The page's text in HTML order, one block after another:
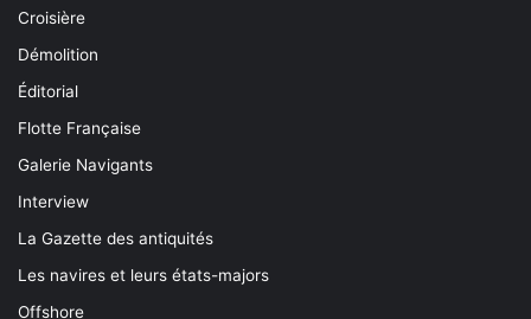
Croisière
Démolition
Éditorial
Flotte Française
Galerie Navigants
Interview
La Gazette des antiquités
Les navires et leurs états-majors
Offshore